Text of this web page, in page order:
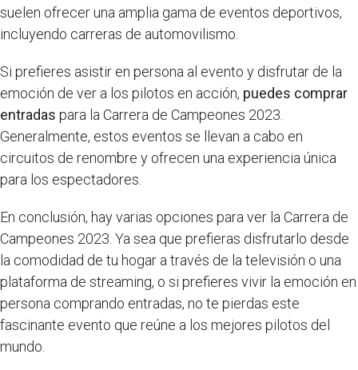
suelen ofrecer una amplia gama de eventos deportivos,
incluyendo carreras de automovilismo.
Si prefieres asistir en persona al evento y disfrutar de la
emoción de ver a los pilotos en acción, puedes comprar
entradas para la Carrera de Campeones 2023.
Generalmente, estos eventos se llevan a cabo en
circuitos de renombre y ofrecen una experiencia única
para los espectadores.
En conclusión, hay varias opciones para ver la Carrera de
Campeones 2023. Ya sea que prefieras disfrutarlo desde
la comodidad de tu hogar a través de la televisión o una
plataforma de streaming, o si prefieres vivir la emoción en
persona comprando entradas, no te pierdas este
fascinante evento que reúne a los mejores pilotos del
mundo.